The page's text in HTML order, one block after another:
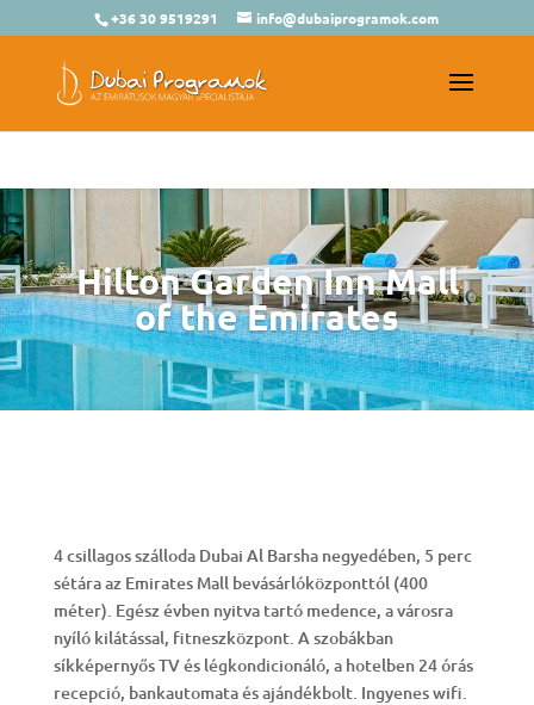
+36 30 9519291 info@dubaiprogramok.com
Hilton Garden Inn Mall
of the Emirates
4 csillagos szálloda Dubai Al Barsha negyedében, 5 perc
sétára az Emirates Mall bevásárlóközponttól (400
méter). Egész évben nyitva tartó medence, a városra
nyíló kilátással, fitneszközpont. A szobákban
síkképernyős TV és légkondicionáló, a hotelben 24 órás
recepció, bankautomata és ajándékbolt. Ingyenes wifi.